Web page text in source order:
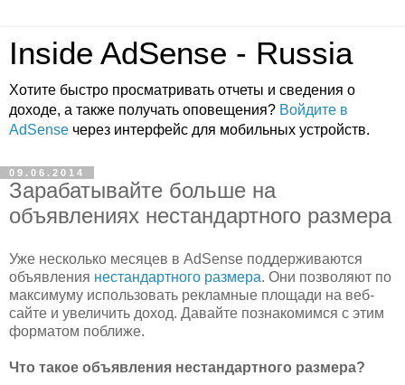
Inside AdSense - Russia
Хотите быстро просматривать отчеты и сведения о
доходе, а также получать оповещения? Войдите в
AdSense через интерфейс для мобильных устройств.
09.06.2014
Зарабатывайте больше на
объявлениях нестандартного размера
Уже несколько месяцев в AdSense поддерживаются
объявления нестандартного размера. Они позволяют по
максимуму использовать рекламные площади на веб-
сайте и увеличить доход. Давайте познакомимся с этим
форматом поближе.
Что такое объявления нестандартного размера?